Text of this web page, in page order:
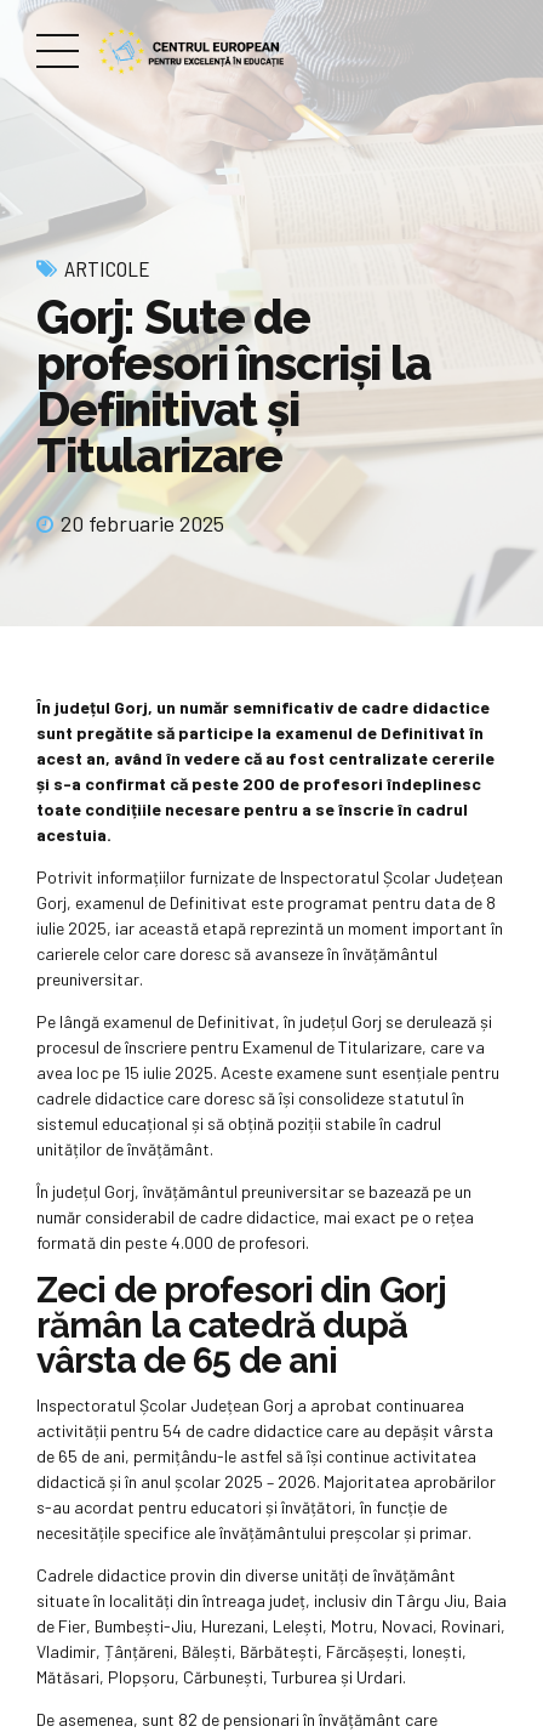
ARTICOLE
Gorj: Sute de
profesori înscriși la
Definitivat și
Titularizare
20 februarie 2025
În județul Gorj, un număr semnificativ de cadre didactice
sunt pregătite să participe la examenul de Definitivat în
acest an, având în vedere că au fost centralizate cererile
și s-a confirmat că peste 200 de profesori îndeplinesc
toate condițiile necesare pentru a se înscrie în cadrul
acestuia.
Potrivit informațiilor furnizate de Inspectoratul Școlar Județean
Gorj, examenul de Definitivat este programat pentru data de 8
iulie 2025, iar această etapă reprezintă un moment important în
carierele celor care doresc să avanseze în învățământul
preuniversitar.
Pe lângă examenul de Definitivat, în județul Gorj se derulează și
procesul de înscriere pentru Examenul de Titularizare, care va
avea loc pe 15 iulie 2025. Aceste examene sunt esențiale pentru
cadrele didactice care doresc să își consolideze statutul în
sistemul educațional și să obțină poziții stabile în cadrul
unităților de învățământ.
În județul Gorj, învățământul preuniversitar se bazează pe un
număr considerabil de cadre didactice, mai exact pe o rețea
formată din peste 4.000 de profesori.
Zeci de profesori din Gorj
rămân la catedră după
vârsta de 65 de ani
Inspectoratul Școlar Județean Gorj a aprobat continuarea
activității pentru 54 de cadre didactice care au depășit vârsta
de 65 de ani, permițându-le astfel să își continue activitatea
didactică și în anul școlar 2025 – 2026. Majoritatea aprobărilor
s-au acordat pentru educatori și învățători, în funcție de
necesitățile specifice ale învățământului preșcolar și primar.
Cadrele didactice provin din diverse unități de învățământ
situate în localități din întreaga județ, inclusiv din Târgu Jiu, Baia
de Fier, Bumbești-Jiu, Hurezani, Lelești, Motru, Novaci, Rovinari,
Vladimir, Țânțăreni, Bălești, Bărbătești, Fărcășești, Ionești,
Mătăsari, Plopșoru, Cărbunești, Turburea și Urdari.
De asemenea, sunt 82 de pensionari în învățământ care